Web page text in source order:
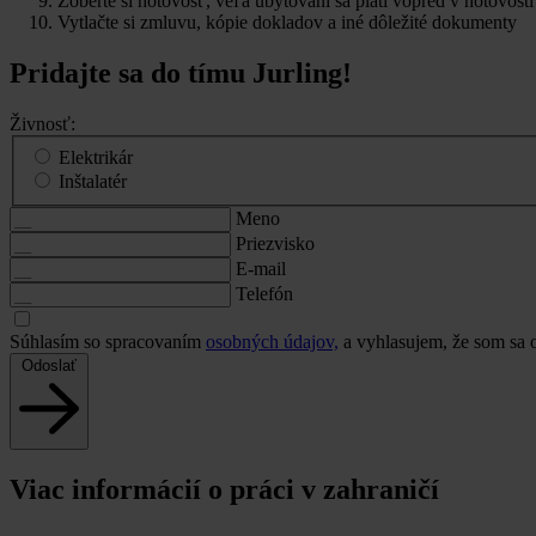
Vytlačte si zmluvu, kópie dokladov a iné dôležité dokumenty
Pridajte sa do tímu Jurling!
Živnosť:
Elektrikár
Inštalatér
Meno
Priezvisko
E-mail
Telefón
Súhlasím so spracovaním osobných údajov, a vyhlasujem, že som sa
Odoslať
Viac informácií o práci v zahraničí